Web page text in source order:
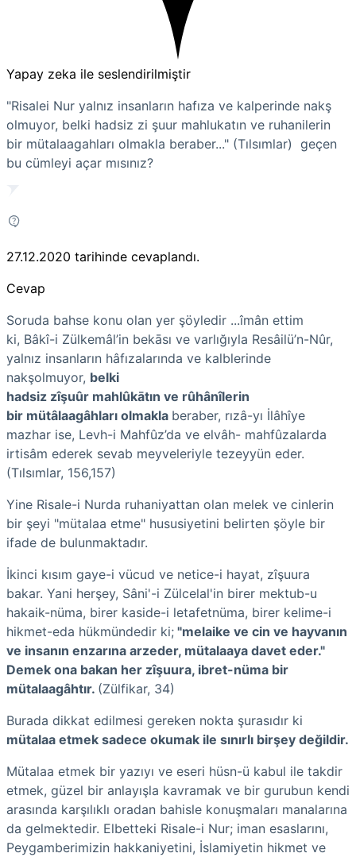
Yapay zeka ile seslendirilmiştir
"Risalei Nur yalnız insanların hafıza ve kalperinde nakş
olmuyor, belki hadsiz zi şuur mahlukatın ve ruhanilerin
bir mütalaagahları olmakla beraber..." (Tılsımlar) geçen
bu cümleyi açar mısınız?
27.12.2020 tarihinde cevaplandı.
Cevap
Soruda bahse konu olan yer şöyledir ...îmân ettim
ki, Bâkî-i Zülkemâl’in bekāsı ve varlığıyla Resâilü’n-Nûr,
yalnız insanların hâfızalarında ve kalblerinde
nakşolmuyor, belki
hadsiz zîşuûr mahlûkātın ve rûhânîlerin
bir mütâlaagâhları olmakla beraber, rızâ-yı İlâhîye
mazhar ise, Levh-i Mahfûz’da ve elvâh- mahfûzalarda
irtisâm ederek sevab meyveleriyle tezeyyün eder.
(Tılsımlar, 156,157)
Yine Risale-i Nurda ruhaniyattan olan melek ve cinlerin
bir şeyi "mütalaa etme" hususiyetini belirten şöyle bir
ifade de bulunmaktadır.
İkinci kısım gaye-i vücud ve netice-i hayat, zîşuura
bakar. Yani herşey, Sâni'-i Zülcelal'in birer mektub-u
hakaik-nüma, birer kaside-i letafetnüma, birer kelime-i
hikmet-eda hükmündedir ki; "melaike ve cin ve hayvanın
ve insanın enzarına arzeder, mütalaaya davet eder."
Demek ona bakan her zîşuura, ibret-nüma bir
mütalaagâhtır. (Zülfikar, 34)
Burada dikkat edilmesi gereken nokta şurasıdır ki
mütalaa etmek sadece okumak ile sınırlı birşey değildir.
Mütalaa etmek bir yazıyı ve eseri hüsn-ü kabul ile takdir
etmek, güzel bir anlayışla kavramak ve bir gurubun kendi
arasında karşılıklı oradan bahisle konuşmaları manalarına
da gelmektedir. Elbetteki Risale-i Nur; iman esaslarını,
Peygamberimizin hakkaniyetini, İslamiyetin hikmet ve